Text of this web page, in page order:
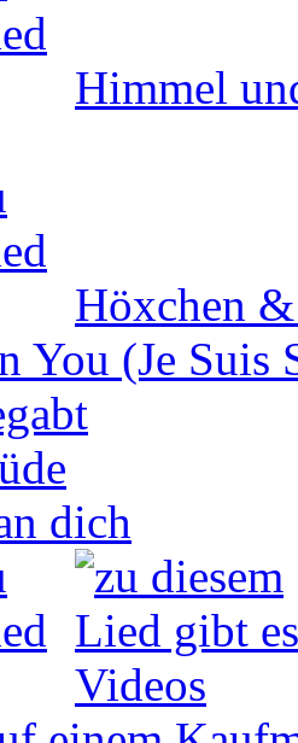
Himmel
Höxchen
You (Je Suis
dich